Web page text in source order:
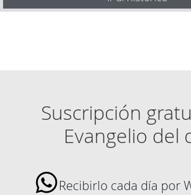
Suscripción
Evangelio del
Recibirlo cada día por